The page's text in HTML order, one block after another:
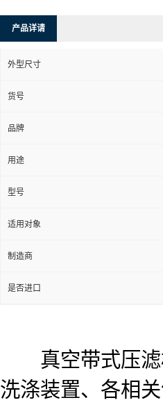
产品详请
外型尺寸
货号
品牌
用途
型号
适用对象
制造商
是否进口
真空带式压滤
洗涤装置、各相